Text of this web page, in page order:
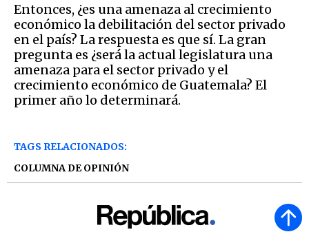
Entonces, ¿es una amenaza al crecimiento
económico la debilitación del sector privado
en el país? La respuesta es que sí. La gran
pregunta es ¿será la actual legislatura una
amenaza para el sector privado y el
crecimiento económico de Guatemala? El
primer año lo determinará.
TAGS RELACIONADOS:
COLUMNA DE OPINIÓN